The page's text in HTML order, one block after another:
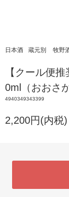
日本酒 蔵元別 牧野
【クール便
0ml（おおさ
4940349343399
2,200円(内税)